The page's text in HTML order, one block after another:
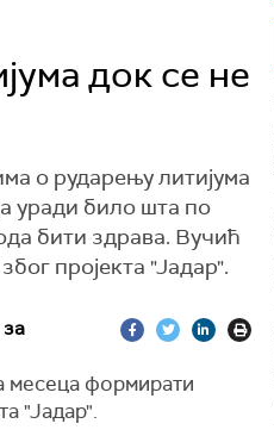
док се не
о рударењу литијума
уради било шта по
бити здрава. Вучић
пројекта "Јадар".
месеца формирати
"Јадар".